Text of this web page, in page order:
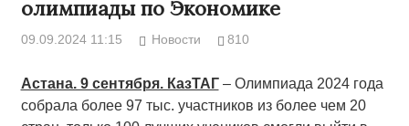
олимпиады по Экономике
09.09.2024 11:15 Новости 810
Астана. 9 сентября. КазТАГ– Олимпиада 2024 года
собрала более 97 тыс. участников из более чем 20